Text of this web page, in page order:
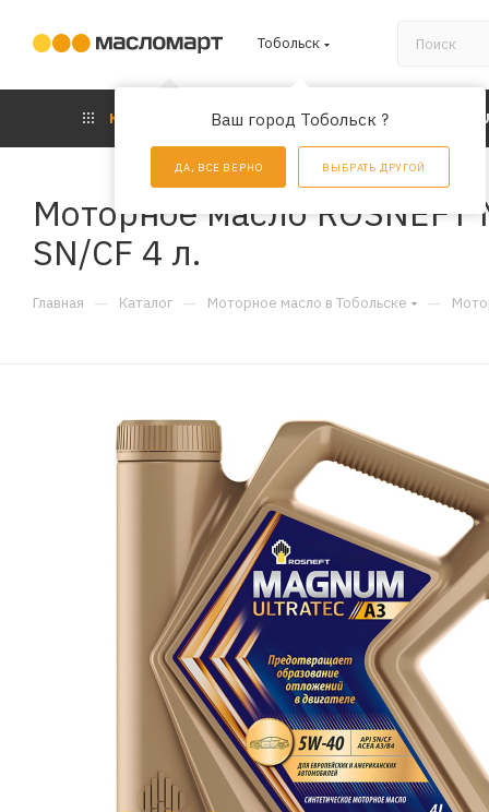
Тобольск
Ваш город Тобольск ?
ДА, ВСЕ ВЕРНО ВЫБРАТЬ ДРУГОЙ
КАТАЛОГ АКЦИИ
Моторное масло
SN/CF 4 л.
Главная — Каталог — Моторное масло в Тобольске —